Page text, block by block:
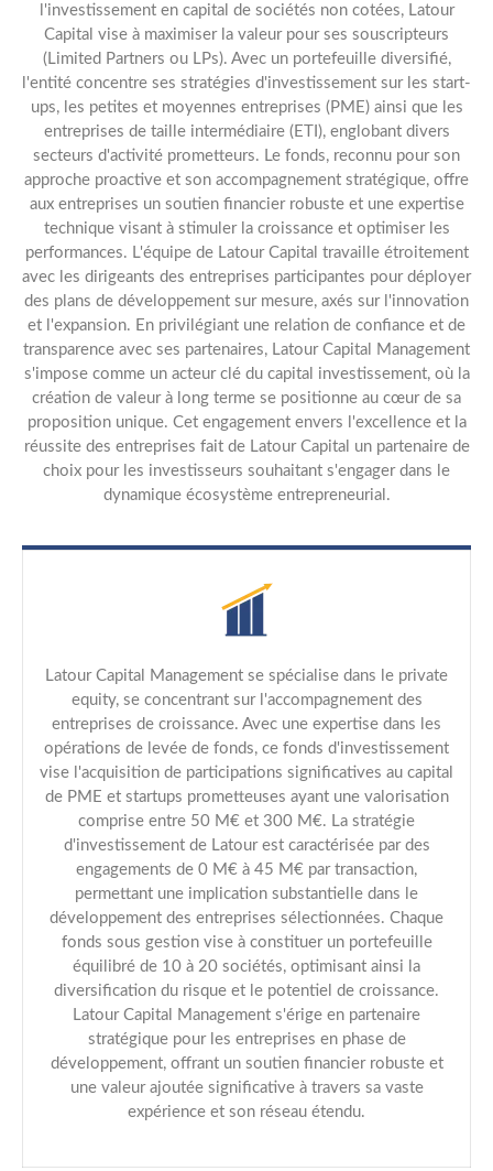
l'investissement en capital de sociétés non cotées, Latour
Capital vise à maximiser la valeur pour ses souscripteurs
(Limited Partners ou LPs). Avec un portefeuille diversifié,
l'entité concentre ses stratégies d'investissement sur les start-
ups, les petites et moyennes entreprises (PME) ainsi que les
entreprises de taille intermédiaire (ETI), englobant divers
secteurs d'activité prometteurs. Le fonds, reconnu pour son
approche proactive et son accompagnement stratégique, offre
aux entreprises un soutien financier robuste et une expertise
technique visant à stimuler la croissance et optimiser les
performances. L'équipe de Latour Capital travaille étroitement
avec les dirigeants des entreprises participantes pour déployer
des plans de développement sur mesure, axés sur l'innovation
et l'expansion. En privilégiant une relation de confiance et de
transparence avec ses partenaires, Latour Capital Management
s'impose comme un acteur clé du capital investissement, où la
création de valeur à long terme se positionne au cœur de sa
proposition unique. Cet engagement envers l'excellence et la
réussite des entreprises fait de Latour Capital un partenaire de
choix pour les investisseurs souhaitant s'engager dans le
dynamique écosystème entrepreneurial.
Latour Capital Management se spécialise dans le private
equity, se concentrant sur l'accompagnement des
entreprises de croissance. Avec une expertise dans les
opérations de levée de fonds, ce fonds d'investissement
vise l'acquisition de participations significatives au capital
de PME et startups prometteuses ayant une valorisation
comprise entre 50 M€ et 300 M€. La stratégie
d'investissement de Latour est caractérisée par des
engagements de 0 M€ à 45 M€ par transaction,
permettant une implication substantielle dans le
développement des entreprises sélectionnées. Chaque
fonds sous gestion vise à constituer un portefeuille
équilibré de 10 à 20 sociétés, optimisant ainsi la
diversification du risque et le potentiel de croissance.
Latour Capital Management s'érige en partenaire
stratégique pour les entreprises en phase de
développement, offrant un soutien financier robuste et
une valeur ajoutée significative à travers sa vaste
expérience et son réseau étendu.